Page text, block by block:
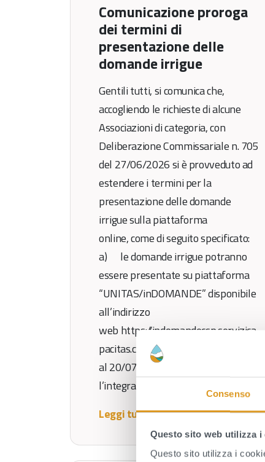
Consenso
Questo sito web utilizza i
Questo sito utilizza i
Comunicazione proroga
dei termini di
presentazione delle
domande irrigue
Gentili tutti, si comunica che,
accogliendo le richieste di alcune
Associazioni di categoria, con
Deliberazione Commissariale n. 705
del 27/06/2026 si è provveduto ad
estendere i termini per la
presentazione delle domande
irrigue sulla piattaforma
online, come di seguito specificato:
a) le domande irrigue potranno
essere presentate su piattaforma
“UNITAS/inDOMANDE” disponibile
all’indirizzo
web https://indomandecsp.servizica
pacitas.com/accedi, fino
al 20/07/2026; b) è consentita
l’integrazione documentale […]
Leggi tutto